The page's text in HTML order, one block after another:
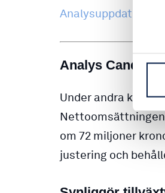
Analysuppdatering
Analys Candles
Under andra
Nettoomsättningen
om 72 miljoner
justering och